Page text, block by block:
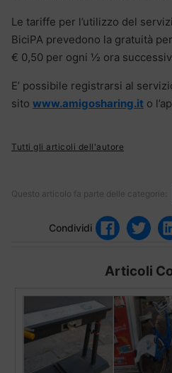
Le tariffe per l’utilizzo del
BiciPA prevedono la gratuità
€ 0,50 per ogni ½ ora
E’ possibile registrarsi al
sito www.amigosharing.it o
Tutti gli articoli dell'autore
Questo articolo fa parte delle categorie:
Condividi
Articoli